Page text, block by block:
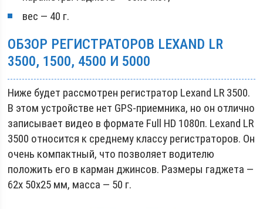
вес — 40 г.
ОБЗОР РЕГИСТРАТОРОВ LEXAND LR
3500, 1500, 4500 И 5000
Ниже будет рассмотрен регистратор Lexand LR 3500.
В этом устройстве нет GPS-приемника, но он отлично
записывает видео в формате Full HD 1080п. Lexand LR
3500 относится к среднему классу регистраторов. Он
очень компактный, что позволяет водителю
положить его в карман джинсов. Размеры гаджета —
62х 50х25 мм, масса — 50 г.